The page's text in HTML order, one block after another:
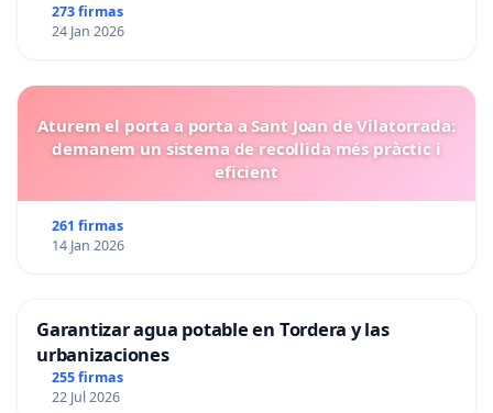
273 firmas
24 Jan 2026
Aturem el porta a porta a Sant Joan de Vilatorrada:
demanem un sistema de recollida més pràctic i
eficient
261 firmas
14 Jan 2026
Garantizar agua potable en Tordera y las
urbanizaciones
255 firmas
22 Jul 2026